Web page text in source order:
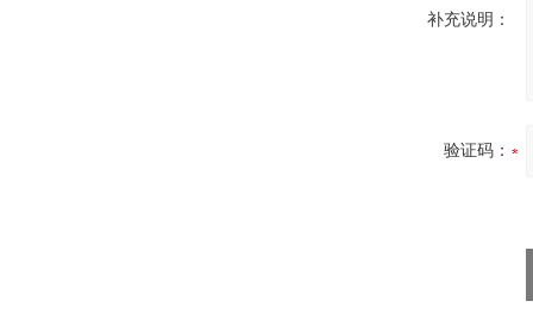
补充说明：
验证码：